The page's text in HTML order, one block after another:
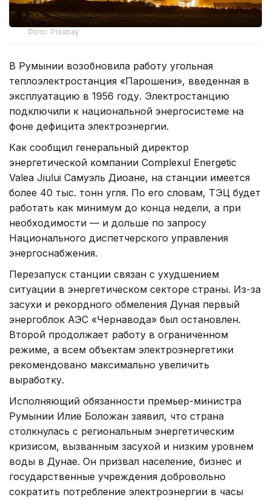
Фото: Pixabay
В Румынии возобновила работу угольная
теплоэлектростанция «Парошени», введенная в
эксплуатацию в 1956 году. Электростанцию
подключили к национальной энергосистеме на
фоне дефицита электроэнергии.
Как сообщил генеральный директор
энергетической компании Complexul Energetic
Valea Jiului Самуэль Диоане, на станции имеется
более 40 тыс. тонн угля. По его словам, ТЭЦ будет
работать как минимум до конца недели, а при
необходимости — и дольше по запросу
Национального диспетчерского управления
энергоснабжения.
Перезапуск станции связан с ухудшением
ситуации в энергетическом секторе страны. Из-за
засухи и рекордного обмеления Дуная первый
энергоблок АЭС «Чернавода» был остановлен.
Второй продолжает работу в ограниченном
режиме, а всем объектам электроэнергетики
рекомендовано максимально увеличить
выработку.
Исполняющий обязанности премьер-министра
Румынии Илие Боложан заявил, что страна
столкнулась с региональным энергетическим
кризисом, вызванным засухой и низким уровнем
воды в Дунае. Он призвал население, бизнес и
государственные учреждения добровольно
сократить потребление электроэнергии в часы